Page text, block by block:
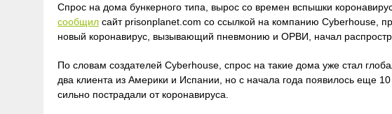
Спрос на дома бункерного типа, вырос со времен вспышки
сообщил сайт prisonplanet.com со ссылкой на компанию Cyberhouse,
новый коронавирус, вызывающий пневмонию и ОРВИ, начал
По словам создателей Cyberhouse, спрос на такие дома уже стал
два клиента из Америки и Испании, но с начала года появилось еще
сильно пострадали от коронавируса.